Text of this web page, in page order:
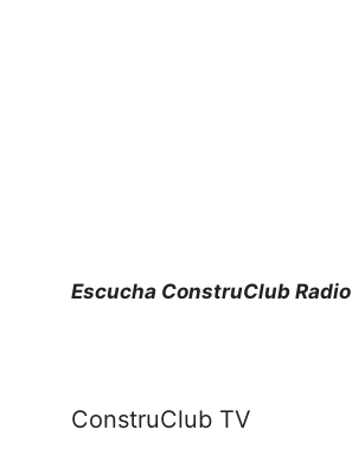
Escucha ConstruClub Radio
ConstruClub TV